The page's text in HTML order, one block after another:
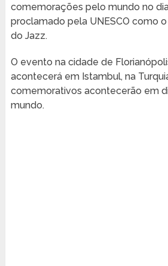
comemorações pelo mundo no
proclamado pela UNESCO como
do Jazz.
O evento na cidade de
acontecerá em Istambul, na
comemorativos acontecerão em
mundo.